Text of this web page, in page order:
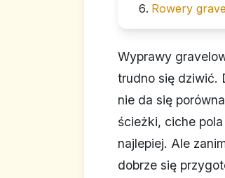
Rowery
Wyprawy
trudno się dziwić.
nie da się
ścieżki, ciche
najlepiej. Ale
dobrze się